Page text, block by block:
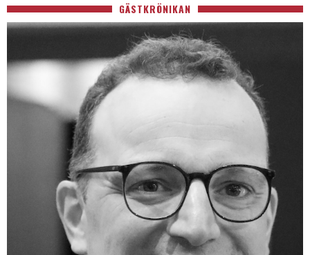
GÄSTKRÖNIKAN